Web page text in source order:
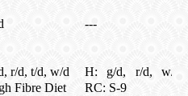
---
r/d, t/d, w/d
Fibre Diet
H: g/d, r/d, w/d
RC: S-9